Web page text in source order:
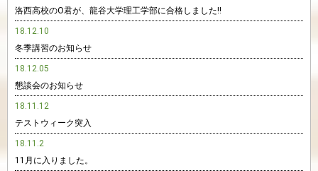
洛西高校のO君が、龍谷大学理工学部に合格しました!!
18.12.10
冬季講習のお知らせ
18.12.05
懇談会のお知らせ
18.11.12
テストウィーク突入
18.11.2
11月に入りました。